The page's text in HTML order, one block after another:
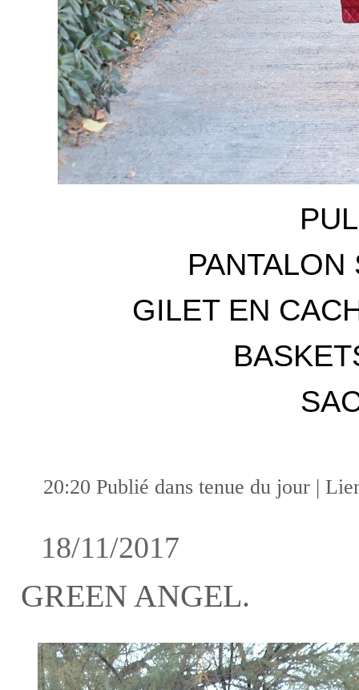
GILET EN
20:20 Publié dans tenue du jour |
18/11/2017
GREEN ANGEL.